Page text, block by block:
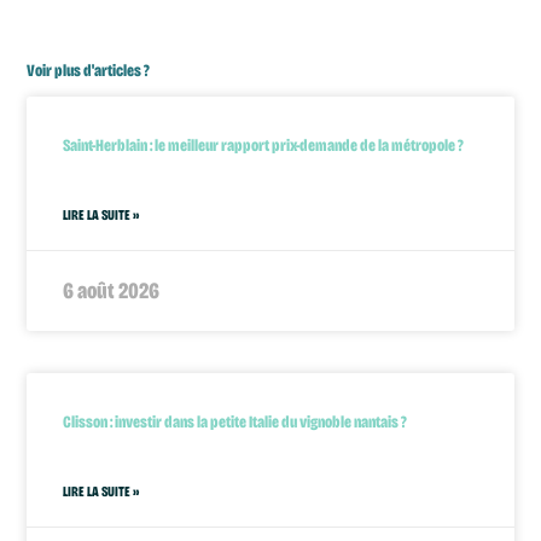
Voir plus d'articles ?
Saint-Herblain : le meilleur rapport prix-demande de la métropole ?
LIRE LA SUITE »
6 août 2026
Clisson : investir dans la petite Italie du vignoble nantais ?
LIRE LA SUITE »